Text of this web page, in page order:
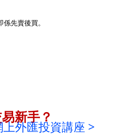
先賣後買。
新手？
外匯投資講座 >